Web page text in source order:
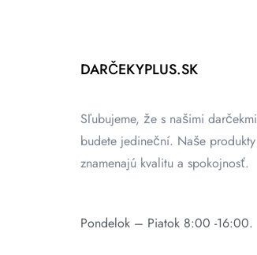
DARČEKYPLUS.SK
Sľubujeme, že s našimi darčekmi
budete jedineční. Naše produkty
znamenajú kvalitu a spokojnosť.
Pondelok – Piatok 8:00 -16:00.